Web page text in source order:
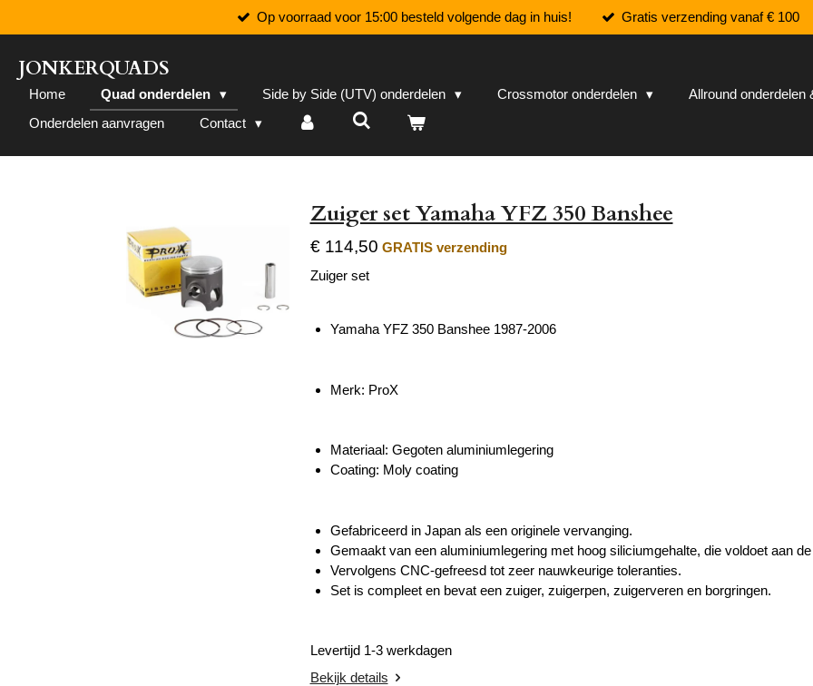
direct
naar
de
hoofdinhoud
Op voorraad voor 15:00 besteld volgende dag in huis! Gratis verzending vanaf € 100
JONKERQUADS
Home Quad onderdelen Side by Side (UTV) onderdelen Crossmotor onderdelen
Allround
Onderdelen aanvragen
Contact
Zuiger set Yamaha YFZ 350 Banshee
€ 114,50 GRATIS verzending
Zuiger set
Yamaha YFZ 350 Banshee 1987-2006
Merk: ProX
Materiaal: Gegoten aluminiumlegering
Coating: Moly coating
Gefabriceerd in Japan als een originele vervanging.
Gemaakt van een aluminiumlegering met hoog siliciumgehalte, die voldoet aan
Vervolgens CNC-gefreesd tot zeer nauwkeurige toleranties.
Set is compleet en bevat een zuiger, zuigerpen, zuigerveren en borgringen.
Levertijd 1-3 werkdagen
Bekijk details